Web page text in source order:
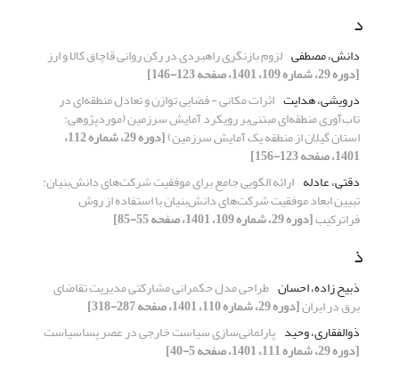
د
دانش، مصطفی لزوم بازنگری راهبردی در رکن روانی قاچاق کالا و ارز
[دوره 29، شماره 109، 1401، صفحه 123-146]
درویشی، هدایت اثرات مکانی - فضایی توازن و تعادل منطقه‌ای در
تاب‌آوری منطقه‌ای مبتنی‌بر رویکرد آمایش سرزمین (مورد‌پژوهی:
استان گیلان از منطقه یک آمایش سرزمین) [دوره 29، شماره 112،
1401، صفحه 123-156]
دقتی، عادله ارائه الگویی جامع برای موفقیت شرکت‌های دانش‌بنیان:
تبیین ابعاد موفقیت شرکت‌های دانش‌بنیان با استفاده از روش
فراترکیب[دوره 29، شماره 109، 1401، صفحه 55-85]
ذ
ذبیح زاده، احسان طراحی مدل حکمرانی مشارکتی مدیریت تقاضای
برق در ایران[دوره 29، شماره 110، 1401، صفحه 287-318]
ذوالفقاری، وحید پارلمانی‌سازی سیاست خارجی در عصر پساسیاست
[دوره 29، شماره 111، 1401، صفحه 5-40]